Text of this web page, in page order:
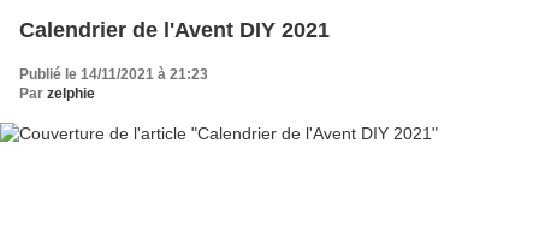
Calendrier de l'Avent DIY 2021
Publié le 14/11/2021 à 21:23
Par zelphie